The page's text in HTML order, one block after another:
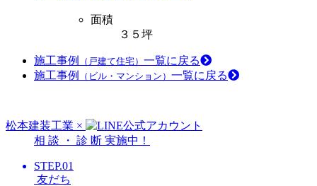
面積
３５坪
施工事例 （戸建て住宅） 一覧に戻る
施工事例
（ビル・マンション） 一覧に戻る
松本建装工業 ×
相 談 ・ 診 断 実施中！
STEP.01
友だち